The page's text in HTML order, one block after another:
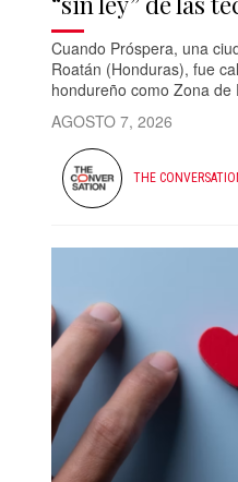
Cuando Próspera, una
Roatán (Honduras), fue
hondureño como Zona de
AGOSTO 7, 2026
THE